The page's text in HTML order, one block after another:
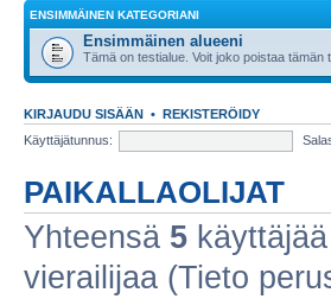
ENSIMMÄINEN KATEGORIANI
Ensimmäinen alueeni
Tämä on testialue. Voit joko poistaa
KIRJAUDU SISÄÄN • REKISTERÖIDY
Käyttäjätunnus:
PAIKALLAOLIJAT
Yhteensä 5
vierailijaa (Tieto